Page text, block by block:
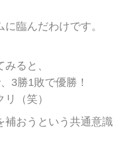
臨んだわけです。
ると、
3勝1敗で優勝！
（笑）
補おうという共通意識